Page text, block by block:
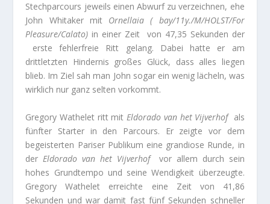
Stechparcours jeweils einen Abwurf zu verzeichnen, ehe
John Whitaker mit Ornellaia ( bay/11y./M/HOLST/For
Pleasure/Calato) in einer Zeit von 47,35 Sekunden der
erste fehlerfreie Ritt gelang. Dabei hatte er am
drittletzten Hindernis großes Glück, dass alles liegen
blieb. Im Ziel sah man John sogar ein wenig lächeln, was
wirklich nur ganz selten vorkommt.
Gregory Wathelet ritt mit Eldorado van het Vijverhof als
fünfter Starter in den Parcours. Er zeigte vor dem
begeisterten Pariser Publikum eine grandiose Runde, in
der Eldorado van het Vijverhof
vor allem durch sein
hohes Grundtempo und seine Wendigkeit überzeugte.
Gregory Wathelet erreichte eine Zeit von 41,86
Sekunden und war damit fast fünf Sekunden schneller